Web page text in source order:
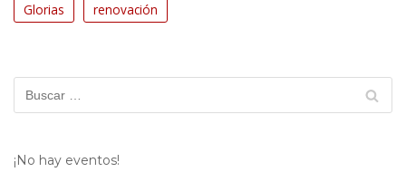
Glorias
renovación
¡No hay eventos!